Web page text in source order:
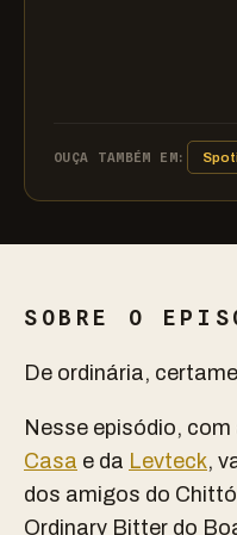
OUÇA TAMBÉM EM:
SOBRE O
De ordinária,
Nesse episódio, com
Casa e da Levteck,
dos amigos do
Ordinary Bitter do